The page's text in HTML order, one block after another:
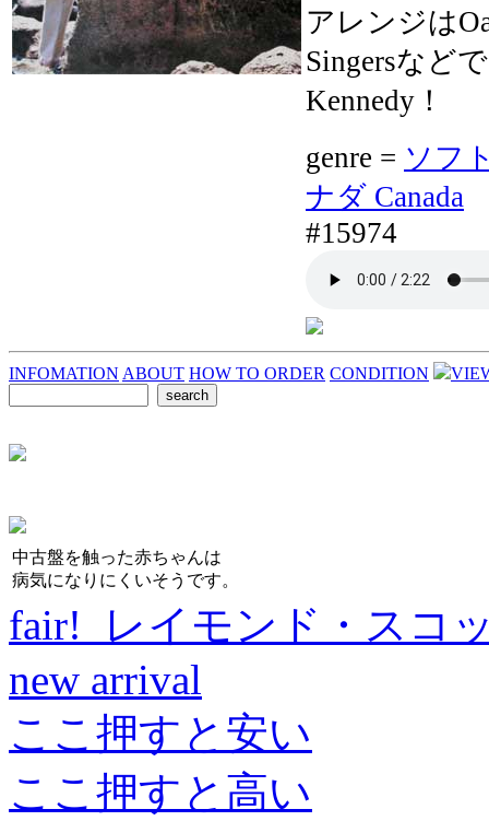
アレンジは
Singersなど
Kennedy！
genre = ソフ
ナダ Canada
#15974
INFOMATION ABOUT HOW TO ORDER CONDITION
中古盤を触った赤ちゃんは
病気になりにくいそうです。
fair! レイモンド・スコ
new arrival
ここ押すと安い
ここ押すと高い